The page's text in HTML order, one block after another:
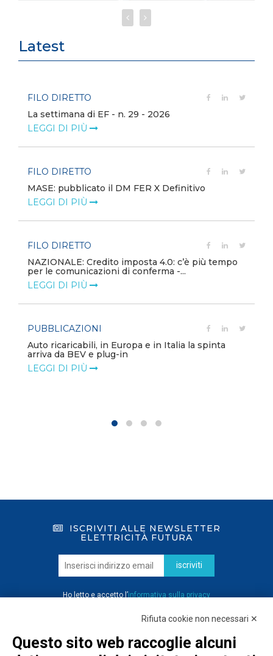
Latest
FILO DIRETTO
La settimana di EF - n. 29 - 2026
LEGGI DI PIÙ
FILO DIRETTO
MASE: pubblicato il DM FER X Definitivo
LEGGI DI PIÙ
FILO DIRETTO
NAZIONALE: Credito imposta 4.0: c’è più tempo
per le comunicazioni di conferma -...
LEGGI DI PIÙ
PUBBLICAZIONI
Auto ricaricabili, in Europa e in Italia la spinta
arriva da BEV e plug-in
LEGGI DI PIÙ
ISCRIVITI ALLE NEWSLETTER
ELETTRICITÀ FUTURA
iscriviti
Ho letto e accetto l’informativa sulla privacy
Rifiuta cookie non necessari ✕
Questo sito web raccoglie alcuni